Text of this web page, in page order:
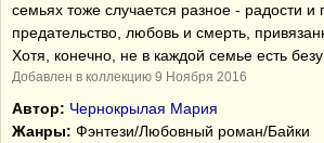
семьях тоже случается разное - радости и
предательство, любовь и смерть,
Хотя, конечно, не в каждой семье есть
Добавлен в коллекцию 9 Ноября 2016
Автор: Чернокрылая Мария
Жанры: Фэнтези/Любовный роман/Байки